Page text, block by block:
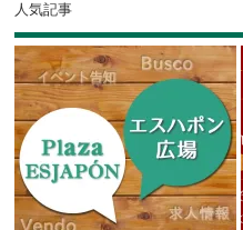
人気記事